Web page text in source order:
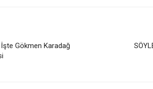
İşte Gökmen Karadağ